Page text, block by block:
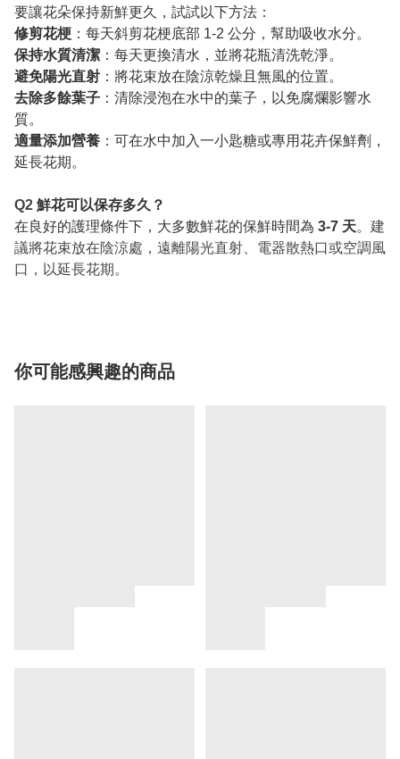
要讓花朵保持新鮮更久，試試以下方法：
修剪花梗 ：每天斜剪花梗底部 1-2 公分，幫助吸收水分。
保持水質清潔 ：每天更換清水，並將花瓶清洗乾淨。
避免陽光直射 ：將花束放在陰涼乾燥且無風的位置。
去除多餘葉子 ：清除浸泡在水中的葉子，以免腐爛影響水
質。
適量添加營養 ：可在水中加入一小匙糖或專用花卉保鮮劑，
延長花期。
Q2 鮮花可以保存多久？
在良好的護理條件下，大多數鮮花的保鮮時間為 3-7 天。 建
議將花束放在陰涼處，遠離陽光直射、電器散熱口或空調風
口，以延長花期。
你可能感興趣的商品